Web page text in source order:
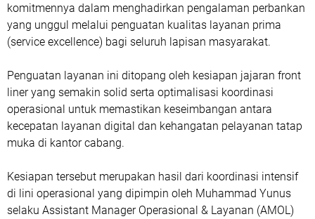
komitmennya dalam menghadirkan pengalaman perbankan
yang unggul melalui penguatan kualitas layanan prima
(service excellence) bagi seluruh lapisan masyarakat.
Penguatan layanan ini ditopang oleh kesiapan jajaran front
liner yang semakin solid serta optimalisasi koordinasi
operasional untuk memastikan keseimbangan antara
kecepatan layanan digital dan kehangatan pelayanan tatap
muka di kantor cabang.
Kesiapan tersebut merupakan hasil dari koordinasi intensif
di lini operasional yang dipimpin oleh Muhammad Yunus
selaku Assistant Manager Operasional & Layanan (AMOL)